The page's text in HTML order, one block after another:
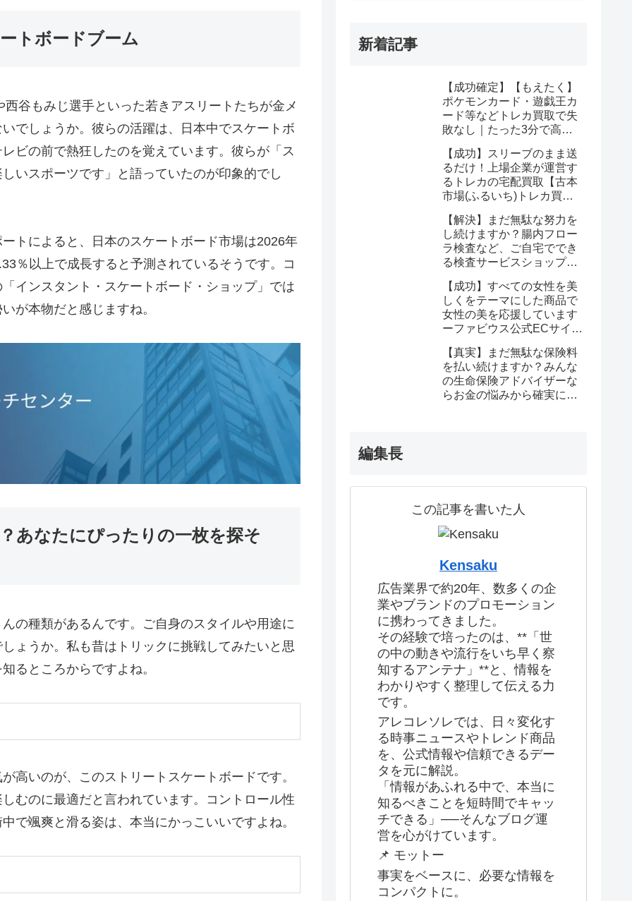
トボードブーム
谷もみじ選手といった若きアスリートたちが金メ
でしょうか。彼らの活躍は、日本中でスケートボ
ビの前で熱狂したのを覚えています。彼らが「ス
いスポーツです」と語っていたのが印象的でし
トによると、日本のスケートボード市場は2026年
％以上で成長すると予測されているそうです。コ
インスタント・スケートボード・ショップ」では
が本物だと感じますね。
あなたにぴったりの一枚を探そ
の種類があるんです。ご自身のスタイルや用途に
ょうか。私も昔はトリックに挑戦してみたいと思
るところからですよね。
高いのが、このストリートスケートボードです。
むのに最適だと言われています。コントロール性
で颯爽と滑る姿は、本当にかっこいいですよね。
新着記事
【成功確定】【もえたく】
ポケモンカード・遊戯王カ
ード等などトレカ買取で失
敗なし｜たった3分で高価
【成功】スリーブのまま送
るだけ！上場企業が運営す
るトレカの宅配買取【古本
市場(ふるいち)トレカ買
みが解決する
【解決】まだ無駄な努力を
し続けますか？腸内フロー
ラ検査など、ご自宅ででき
る検査サービスショップ
ならたった1回で驚くほど
簡単に悩みが解消する事実
【成功】すべての女性を美
しくをテーマにした商品で
女性の美を応援しています
ーファビウス公式ECサイト
クション金賞の秘密を公開
【真実】まだ無駄な保険料
を払い続けますか？みんな
の生命保険アドバイザーな
らお金の悩みから確実に解
編集長
この記事を書いた人
Kensaku
広告業界で約20年、数多くの企
業やブランドのプロモーション
に携わってきました。
その経験で培ったのは、**「世
の中の動きや流行をいち早く察
知するアンテナ」**と、情報を
わかりやすく整理して伝える力
です。
アレコレソレでは、日々変化す
る時事ニュースやトレンド商品
を、公式情報や信頼できるデー
タを元に解説。
「情報があふれる中で、本当に
知るべきことを短時間でキャッ
チできる」──そんなブログ運
営を心がけています。
📌 モットー
事実をベースに、必要な情報を
コンパクトに。